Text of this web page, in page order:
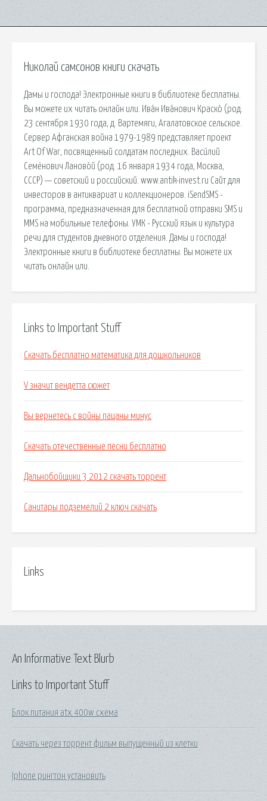
Николай самсонов книги скачать
Дамы и господа! Электронные книги в библиотеке бесплатны.
Вы можете их читать онлайн или. Ива́н Ива́нович Краско́ (род.
23 сентября 1930 года, д. Вартемяги, Агалатовское сельское.
Сервер Афганская война 1979-1989 представляет проект
Art Of War, посвященный солдатам последних. Васи́лий
Семёнович Ланово́й (род. 16 января 1934 года, Москва,
СССР) — советский и российский. www.antik-invest.ru Сайт для
инвесторов в антиквариат и коллекционеров. iSendSMS -
программа, предназначенная для бесплатной отправки SMS и
MMS на мобильные телефоны. УМК - Русский язык и культура
речи для студентов дневного отделения. Дамы и господа!
Электронные книги в библиотеке бесплатны. Вы можете их
читать онлайн или.
Links to Important Stuff
Скачать бесплатно математика для дошкольников
V значит вендетта сюжет
Вы вернетесь с войны пацаны минус
Скачать отечественные песни бесплатно
Дальнобойщики 3 2012 скачать торрент
Санитары подземелий 2 ключ скачать
Links
Links to Important Stuff
Блок питания atx 400w схема
Скачать через торрент фильм выпущенный из клетки
Iphone рингтон установить
An Informative Text Blurb